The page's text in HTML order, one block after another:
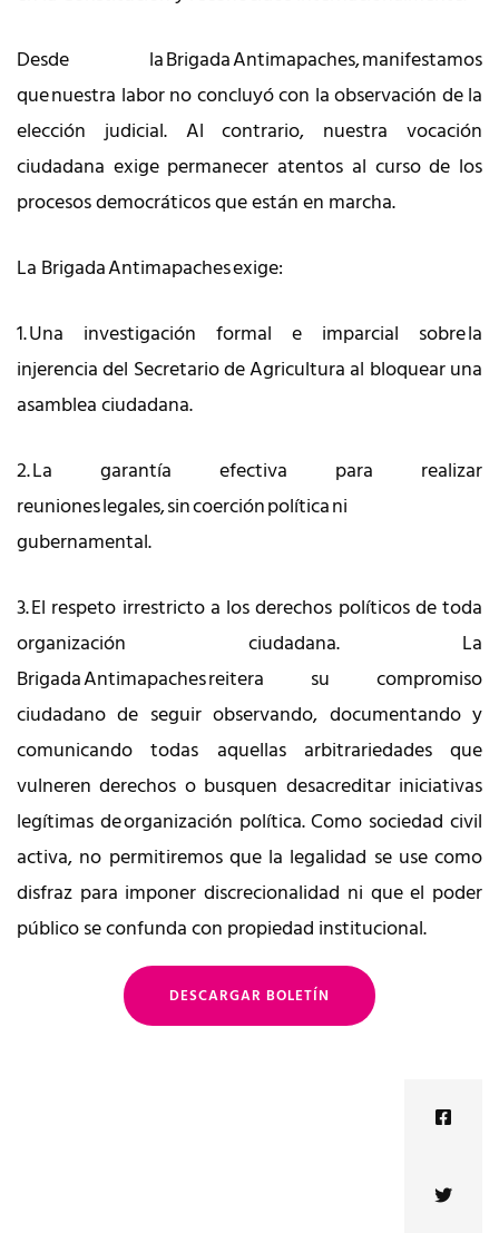
Desde la Brigada Antimapaches, manifestamos
que nuestra labor no concluyó con la observación de la
elección judicial. Al contrario, nuestra vocación
ciudadana exige permanecer atentos al curso de los
procesos democráticos que están en marcha.
La Brigada Antimapaches exige:
1. Una investigación formal e imparcial sobre la
injerencia del Secretario de Agricultura al bloquear una
asamblea ciudadana.
2. La garantía efectiva para realizar
reuniones legales, sin coerción política ni
gubernamental.
3. El respeto irrestricto a los derechos políticos de toda
organización ciudadana. La
Brigada Antimapaches reitera su compromiso
ciudadano de seguir observando, documentando y
comunicando todas aquellas arbitrariedades que
vulneren derechos o busquen desacreditar iniciativas
legítimas de organización política. Como sociedad civil
activa, no permitiremos que la legalidad se use como
disfraz para imponer discrecionalidad ni que el poder
público se confunda con propiedad institucional.
DESCARGAR BOLETÍN